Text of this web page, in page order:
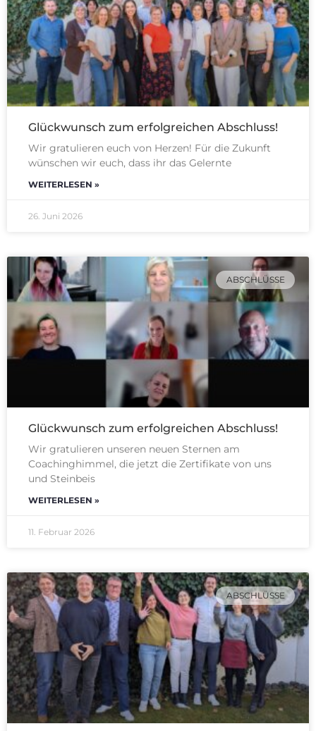
Glückwunsch zum erfolgreichen Abschluss!
Wir gratulieren euch von Herzen! Für die Zukunft
wünschen wir euch, dass ihr das Gelernte
WEITERLESEN »
26. Juni 2026
ABSCHLÜSSE
Glückwunsch zum erfolgreichen Abschluss!
Wir gratulieren unseren neuen Sternen am
Coachinghimmel, die jetzt die Zertifikate von uns
und Steinbeis
WEITERLESEN »
11. Februar 2026
ABSCHLÜSSE